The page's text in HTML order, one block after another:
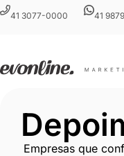
41 3077-0000 41
Empresas que